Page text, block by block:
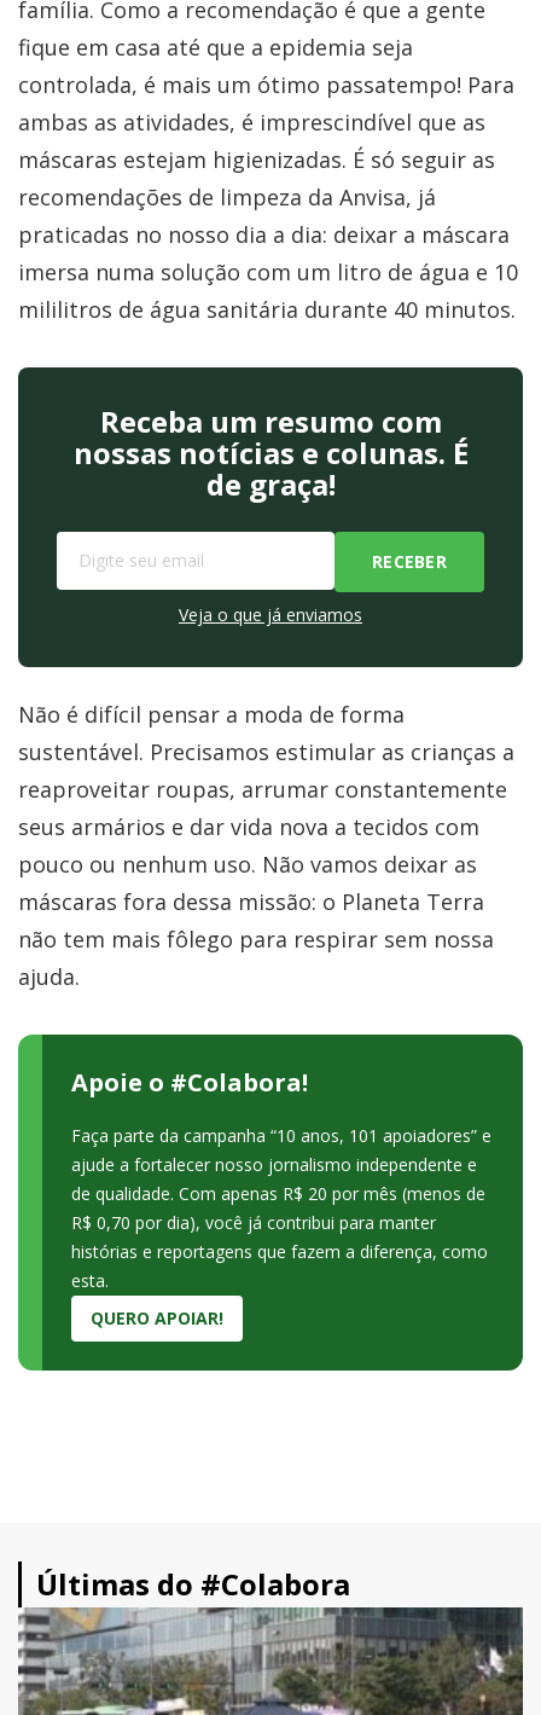
família. Como a recomendação é que a gente
fique em casa até que a epidemia seja
controlada, é mais um ótimo passatempo! Para
ambas as atividades, é imprescindível que as
máscaras estejam higienizadas. É só seguir as
recomendações de limpeza da Anvisa, já
praticadas no nosso dia a dia: deixar a máscara
imersa numa solução com um litro de água e 10
mililitros de água sanitária durante 40 minutos.
Receba um resumo com
nossas notícias e colunas. É
de graça!
Veja o que já enviamos
Não é difícil pensar a moda de forma
sustentável. Precisamos estimular as crianças a
reaproveitar roupas, arrumar constantemente
seus armários e dar vida nova a tecidos com
pouco ou nenhum uso. Não vamos deixar as
máscaras fora dessa missão: o Planeta Terra
não tem mais fôlego para respirar sem nossa
ajuda.
Apoie o #Colabora!
Faça parte da campanha “10 anos, 101 apoiadores” e
ajude a fortalecer nosso jornalismo independente e
de qualidade. Com apenas R$ 20 por mês (menos de
R$ 0,70 por dia), você já contribui para manter
histórias e reportagens que fazem a diferença, como
esta.
QUERO APOIAR!
Últimas do #Colabora